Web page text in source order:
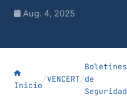
Aug. 4, 2025
Inicio
/VENCERT/
Boletines
de
Seguridad